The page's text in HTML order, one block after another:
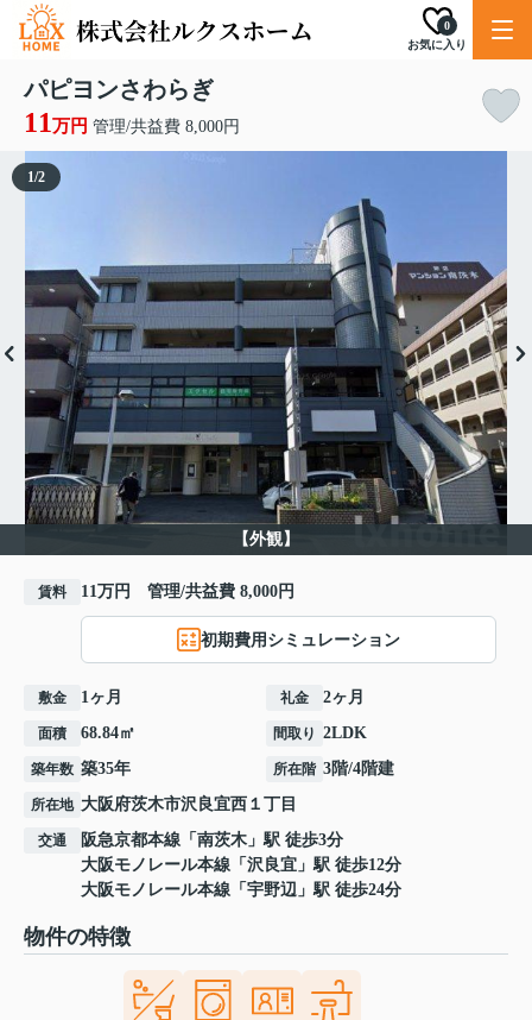
お気に入り
0
パピヨンさわらぎ
11万円 管理/共益費 8,000円
【外観】
1/2
賃料 11万円 管理/共益費 8,000円
初期費用シミュレーション
敷金 1ヶ月 礼金 2ヶ月
面積 68.84㎡ 間取り 2LDK
築年数 築35年 所在階 3階/4階建
所在地 大阪府茨木市沢良宜西 １丁目
交通 阪急京都本線 「 南茨木 」駅 徒歩3分
大阪モノレール本線 「 沢良宜 」駅 徒歩12分
大阪モノレール本線 「 宇野辺 」駅 徒歩24分
物件の特徴